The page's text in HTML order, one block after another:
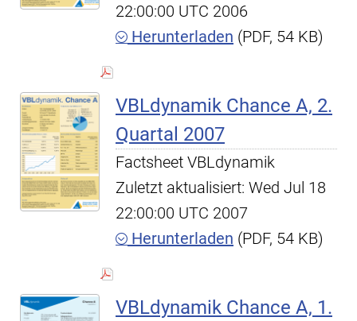
22:00:00 UTC 2006
Herunterladen (PDF, 54 KB)
VBLdynamik Chance A, 2.
Quartal 2007
Factsheet VBLdynamik
Zuletzt aktualisiert: Wed Jul 18
22:00:00 UTC 2007
Herunterladen (PDF, 54 KB)
VBLdynamik Chance A, 1.